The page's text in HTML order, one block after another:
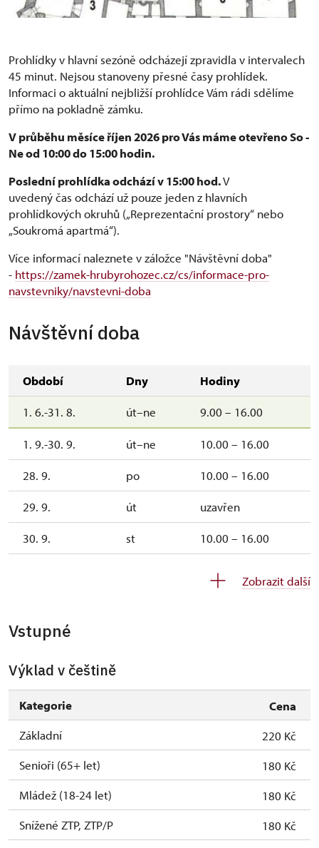
Prohlídky v hlavní sezóně odcházejí zpravidla v intervalech
45 minut. Nejsou stanoveny přesné časy prohlídek.
Informaci o aktuální nejbližší prohlídce Vám rádi sdělíme
přímo na pokladně zámku.
V průběhu měsíce říjen 2026 pro Vás máme otevřeno So -
Ne od 10:00 do 15:00 hodin.
Poslední prohlídka odchází v 15:00 hod.V
uvedený čas odchází už pouze jeden z hlavních
prohlídkových okruhů („Reprezentační prostory“ nebo
„Soukromá apartmá“).
Více informací naleznete v záložce "Návštěvní doba"
- https://zamek-hrubyrohozec.cz/cs/informace-pro-
navstevniky/navstevni-doba
Návštěvní doba
Období Dny Hodiny
1. 6.-31. 8. út–ne 9.00 – 16.00
1. 9.-30. 9. út–ne 10.00 – 16.00
28. 9. po 10.00 – 16.00
29. 9. út uzavřen
30. 9. st 10.00 – 16.00
10.00 – 15.00
27. 10.
28. 10.
29. 10. čt 10.00 – 15.00
1. 11.
2. 11.-31. 12.
2027
Zobrazit další
Vstupné
Výklad v češtině
Kategorie
Cena
Základní
220 Kč
Senioři (65+ let)
180 Kč
Mládež (18-24 let)
180 Kč
Snížené ZTP, ZTP/P
180 Kč